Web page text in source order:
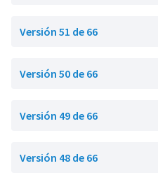
Versión 51 de 66
Versión 50 de 66
Versión 49 de 66
Versión 48 de 66